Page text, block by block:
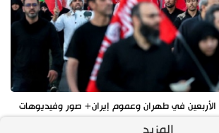
الأربعين في طهران وعموم إيران+ صور وفيديوهات